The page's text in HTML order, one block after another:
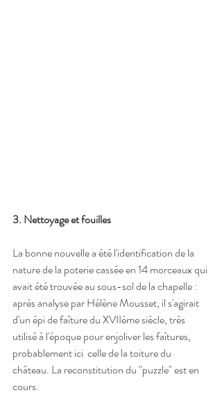
3. Nettoyage et fouilles
La bonne nouvelle a été l'identification de la
nature de la poterie cassée en 14 morceaux qui
avait été trouvée au sous-sol de la chapelle :
après analyse par Hélène Mousset, il s'agirait
d'un épi de faîture du XVIIème siècle, très
utilisé à l'époque pour enjoliver les faîtures,
probablement ici  celle de la toiture du
château. La reconstitution du "puzzle" est en
cours.